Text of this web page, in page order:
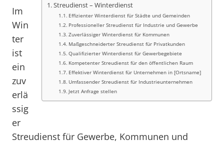
Streudienst – Winterdienst
Effizienter Winterdienst für Städte und Gemeinden
Professioneller Streudienst für Industrie und Gewerbe
Zuverlässiger Winterdienst für Kommunen
Maßgeschneiderter Streudienst für Privatkunden
Qualifizierter Winterdienst für Gewerbegebiete
Kompetenter Streudienst für den öffentlichen Raum
Effektiver Winterdienst für Unternehmen in [Ortsname]
Umfassender Streudienst für Industrieunternehmen
Jetzt Anfrage stellen
Im
Win
ter
ist
ein
zuv
erlä
ssig
er
Streudienst für Gewerbe, Kommunen und